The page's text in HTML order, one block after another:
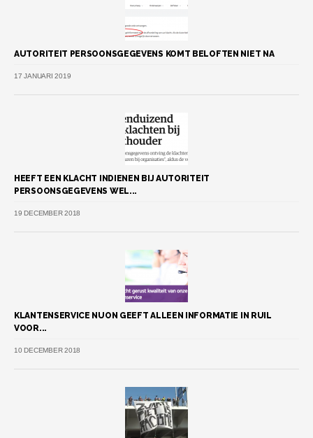
AUTORITEIT PERSOONSGEGEVENS KOMT BELOFTEN NIET NA
17 JANUARI 2019
HEEFT EEN KLACHT INDIENEN BIJ AUTORITEIT
PERSOONSGEGEVENS WEL...
19 DECEMBER 2018
KLANTENSERVICE NUON GEEFT ALLEEN INFORMATIE IN RUIL
VOOR...
10 DECEMBER 2018